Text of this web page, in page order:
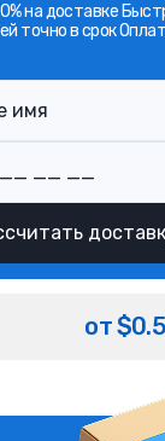
на доставке
точно в срок
от